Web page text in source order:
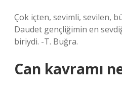
Çok içten, sevimli, sevilen,
Daudet gençliğimin en
biriydi. -T. Buğra.
Can kavramı